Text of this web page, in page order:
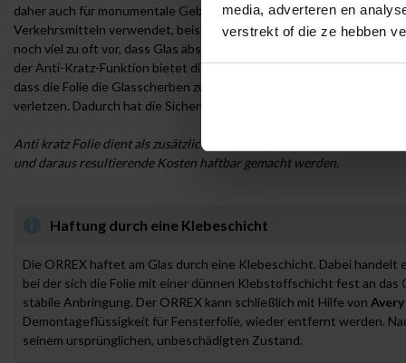
media, adverteren en
verstrekt of die ze hebben
daher auch für monumentale Gebäude verwendet werden. Neben
Verkehrsmitteln verwendet, beispielsweise in Bussen, Zügen,
noch viel zu oft vor, dass Glas absichtlich zerkratzt wird. Schützen Sie
der Anti-Kratz-Funktion bietet die ORREX auch Schutz vor losen
dass die Folie die Glasscherben zusammenhält und verhindert, dass
verletzen. Dadurch hat die Sicherheitsfolie eine doppelte Wirkung.
Anti kratz Folie dient als zusätzlicher Schutz vor Kratzern und
und daraus resultierende Kosten haftbar gemacht werden.
Haftung durch eine Klebeschicht
Die ORREX haftet am Glas durch eine Klebeschicht. Dabei
bei der sich die Folie mit einer dünnen Klebstoffschicht fest an
stabile Anbringung. Der ORREX kann schließlich mit Hilfe von
Demontageflüssigkeit für Fensterfolie, wieder entfernt werden.
seinem ursprünglichen, unbeschädigten Zustand.